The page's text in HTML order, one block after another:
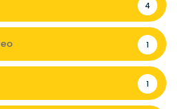
4
1
1